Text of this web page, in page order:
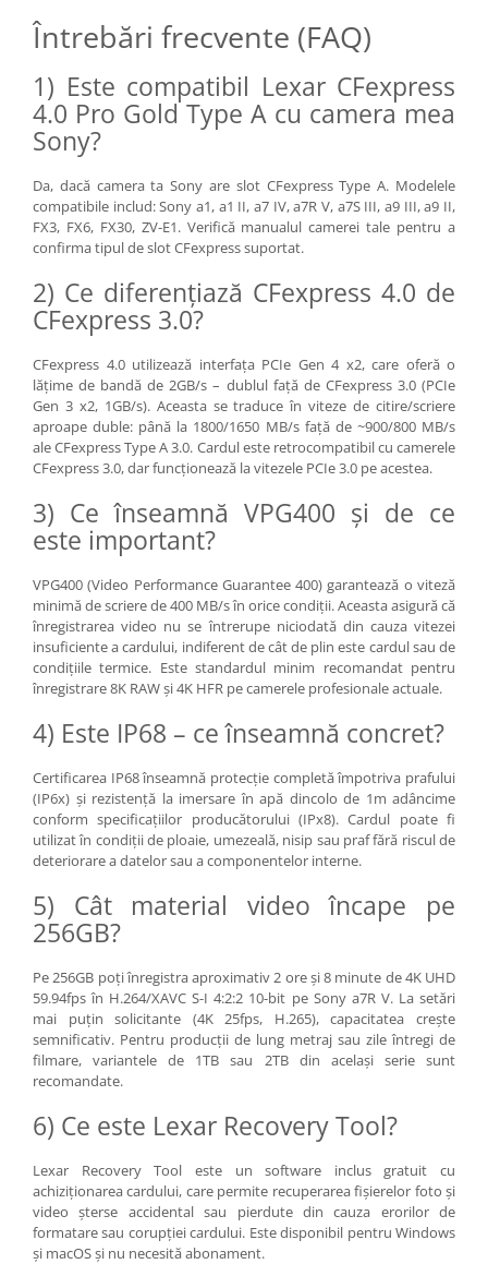
Aparate foto de colectie TLR -
Aparate foto de colectie , Stereo
Aparate foto de colectie -
Miniaturi
Accesorii pt. aparate foto de
colectie
Aparate de colectie de tip Box-
Reviste, carti si software
Second Hand
Aparate foto SECOND HAND
Aparate foto Mirrorless (SH)
Aparate foto DSLR (SH)
Aparate foto SLR (pe film) (SH)
Aparate Foto Compacte (SH)
Obiective foto SECOND HAND
Obiective foto Mirrorless (SH)
Obiective foto DSLR (SH)
Obiective foto SLR (pe film) (SH)
Accesorii pentru obiective ,
SECOND HAND
Blitz-uri externe + accesorii ,
SECOND HAND
Blitz-uri studio , SECOND HAND
Video - Convertoare pe filet
Acumulatori si incarcatoare S.H.
Adaptoare pentru compacte
Diverse S.H.
Genti, huse, curele
Întrebări frecvente (FAQ)
1) Este compatibil Lexar CFexpress
4.0 Pro Gold Type A cu camera mea
Sony?
Da, dacă camera ta Sony are slot CFexpress Type A. Modelele
compatibile includ: Sony a1, a1 II, a7 IV, a7R V, a7S III, a9 III, a9 II,
FX3, FX6, FX30, ZV-E1. Verifică manualul camerei tale pentru a
confirma tipul de slot CFexpress suportat.
2) Ce diferențiază CFexpress 4.0 de
CFexpress 3.0?
CFexpress 4.0 utilizează interfața PCIe Gen 4 x2, care oferă o
lățime de bandă de 2GB/s – dublul față de CFexpress 3.0 (PCIe
Gen 3 x2, 1GB/s). Aceasta se traduce în viteze de citire/scriere
aproape duble: până la 1800/1650 MB/s față de ~900/800 MB/s
ale CFexpress Type A 3.0. Cardul este retrocompatibil cu camerele
CFexpress 3.0, dar funcționează la vitezele PCIe 3.0 pe acestea.
3) Ce înseamnă VPG400 și de ce
este important?
VPG400 (Video Performance Guarantee 400) garantează o viteză
minimă de scriere de 400 MB/s în orice condiții. Aceasta asigură că
înregistrarea video nu se întrerupe niciodată din cauza vitezei
insuficiente a cardului, indiferent de cât de plin este cardul sau de
condițiile termice. Este standardul minim recomandat pentru
înregistrare 8K RAW și 4K HFR pe camerele profesionale actuale.
4) Este IP68 – ce înseamnă concret?
Certificarea IP68 înseamnă protecție completă împotriva prafului
(IP6x) și rezistență la imersare în apă dincolo de 1m adâncime
conform specificațiilor producătorului (IPx8). Cardul poate fi
utilizat în condiții de ploaie, umezeală, nisip sau praf fără riscul de
deteriorare a datelor sau a componentelor interne.
5) Cât material video încape pe
256GB?
Pe 256GB poți înregistra aproximativ 2 ore și 8 minute de 4K UHD
59.94fps în H.264/XAVC S-I 4:2:2 10-bit pe Sony a7R V. La setări
mai puțin solicitante (4K 25fps, H.265), capacitatea crește
semnificativ. Pentru producții de lung metraj sau zile întregi de
filmare, variantele de 1TB sau 2TB din același serie sunt
recomandate.
6) Ce este Lexar Recovery Tool?
Lexar Recovery Tool este un software inclus gratuit cu
achiziționarea cardului, care permite recuperarea fișierelor foto și
video șterse accidental sau pierdute din cauza erorilor de
formatare sau corupției cardului. Este disponibil pentru Windows
și macOS și nu necesită abonament.